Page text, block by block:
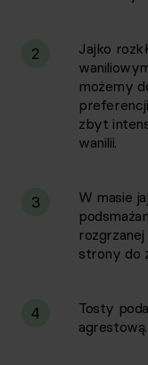
2
Jajko
możemy
zbyt
wanilii.
3
W masie
strony do
4
Tosty
agrestową.